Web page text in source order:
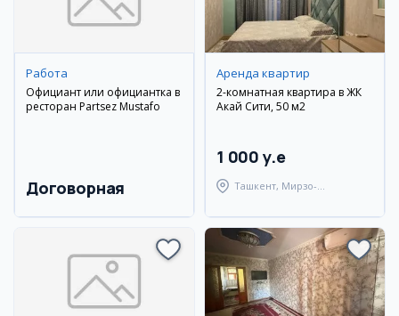
Работа
Официант или официантка в
ресторан Partsez Mustafo
Договорная
Аренда квартир
2-комнатная квартира в ЖК
Акай Сити, 50 м2
1 000 y.e
Ташкент, Мирзо-